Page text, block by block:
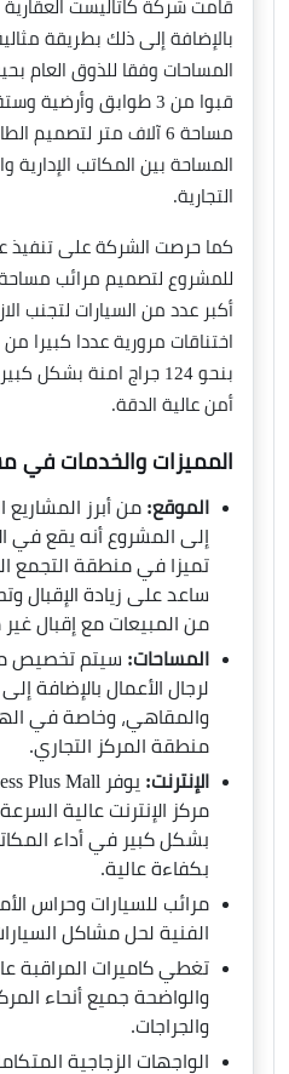
قامت شركة كاتاليست العقارية
بالإضافة إلى ذلك بطريقة
المساحات وفقا للذوق العام
قبوا من 3 طوابق
مساحة 6 آلاف متر لتصميم
المساحة بين المكاتب الإدارية
التجارية.
كما حرصت الشركة على تنفيذ
للمشروع لتصميم مرائب
أكبر عدد من السيارات لتجنب
اختناقات مرورية عددا كبيرا
بنحو 124 جراج امنة
أمن عالية الدقة.
المميزات والخدمات في
الموقع: من أبرز المشاريع
إلى المشروع أنه يقع في
تميزا في منطقة التجمع
ساعد على زيادة الإقبال
من المبيعات مع إقبال
المساحات: سيتم تخصيص
لرجال الأعمال بالإضافة
والمقاهي، وخاصة في
منطقة المركز التجاري.
الإنترنت:
مركز الإنترنت عالية
بشكل كبير في أداء
بكفاءة عالية.
مرائب للسيارات وحراس
الفنية لحل مشاكل
تغطي كاميرات المراقبة
والواضحة جميع أنحاء
والجراجات.
الواجهات الزجاجية